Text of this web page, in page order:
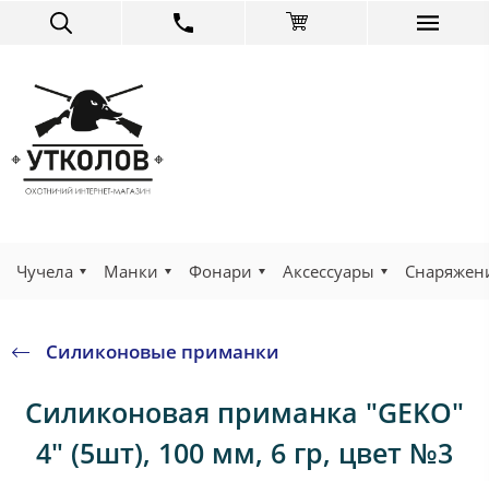
Чучела Манки Фонари Аксессуары
Силиконовые приманки
Силиконовая приманка "GEKO"
4" (5шт), 100 мм, 6 гр, цвет №3